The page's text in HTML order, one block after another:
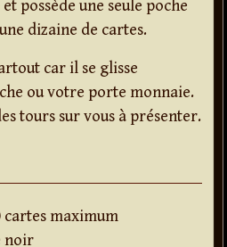
possède une seule poche
dizaine de cartes.
car il se glisse
ou votre porte monnaie.
tours sur vous à présenter.
maximum
noir